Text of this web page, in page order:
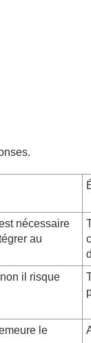
nécessaire
au
il risque
le